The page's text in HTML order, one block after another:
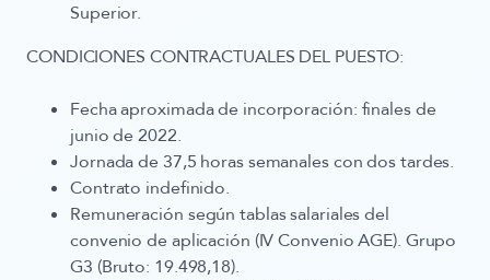
Superior.
CONDICIONES CONTRACTUALES DEL PUESTO:
Fecha aproximada de incorporación: finales de
junio de 2022.
Jornada de 37,5 horas semanales con dos tardes.
Contrato indefinido.
Remuneración según tablas salariales del
convenio de aplicación (IV Convenio AGE). Grupo
G3 (Bruto: 19.498,18).